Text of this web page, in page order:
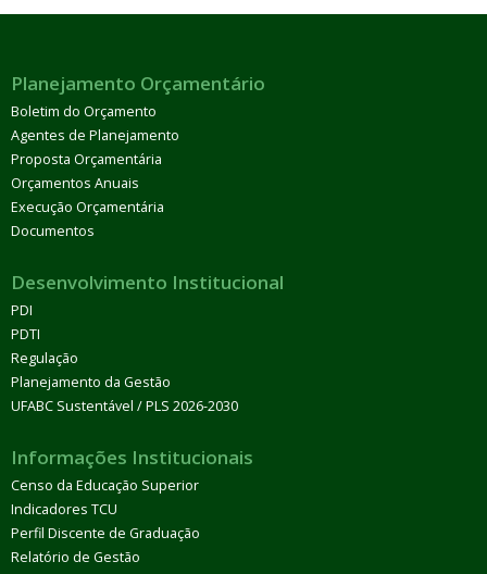
Planejamento Orçamentário
Boletim do Orçamento
Agentes de Planejamento
Proposta Orçamentária
Orçamentos Anuais
Execução Orçamentária
Documentos
Desenvolvimento Institucional
PDI
PDTI
Regulação
Planejamento da Gestão
UFABC Sustentável / PLS 2026-2030
Informações Institucionais
Censo da Educação Superior
Indicadores TCU
Perfil Discente de Graduação
Relatório de Gestão